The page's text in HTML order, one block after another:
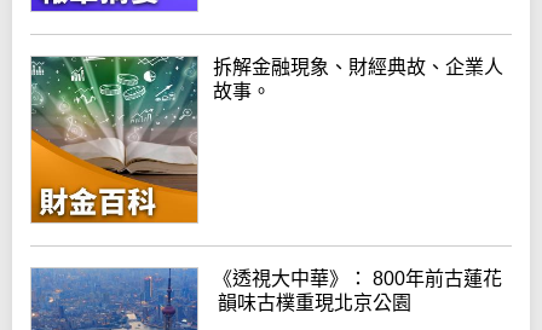
拆解金融現象、財經典故、企業人
故事。
《透視大中華》： 800年前古蓮花
韻味古樸重現北京公園